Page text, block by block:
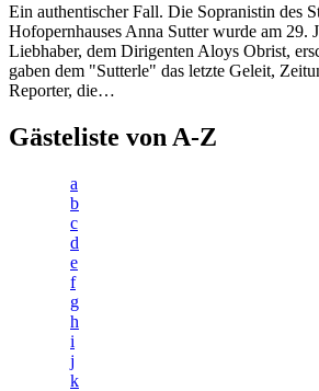
Ein authentischer Fall. Die Sopranistin des
Hofopernhauses Anna Sutter wurde am 29.
Liebhaber, dem Dirigenten Aloys Obrist,
gaben dem "Sutterle" das letzte Geleit,
Reporter, die…
Gästeliste von A-Z
a
b
c
d
e
f
g
h
i
j
k